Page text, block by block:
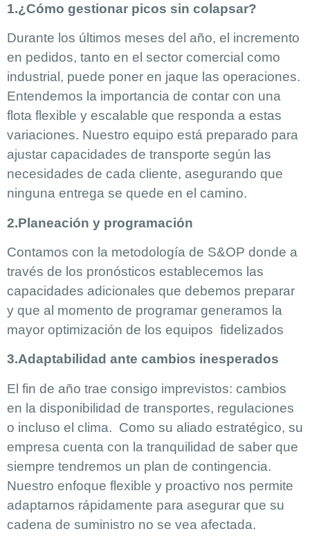
1.¿Cómo gestionar picos sin colapsar?
Durante los últimos meses del año, el incremento
en pedidos, tanto en el sector comercial como
industrial, puede poner en jaque las operaciones.
Entendemos la importancia de contar con una
flota flexible y escalable que responda a estas
variaciones. Nuestro equipo está preparado para
ajustar capacidades de transporte según las
necesidades de cada cliente, asegurando que
ninguna entrega se quede en el camino.
2.Planeación y programación
Contamos con la metodología de S&OP donde a
través de los pronósticos establecemos las
capacidades adicionales que debemos preparar
y que al momento de programar generamos la
mayor optimización de los equipos fidelizados
3.Adaptabilidad ante cambios inesperados
El fin de año trae consigo imprevistos: cambios
en la disponibilidad de transportes, regulaciones
o incluso el clima. Como su aliado estratégico, su
empresa cuenta con la tranquilidad de saber que
siempre tendremos un plan de contingencia.
Nuestro enfoque flexible y proactivo nos permite
adaptarnos rápidamente para asegurar que su
cadena de suministro no se vea afectada.